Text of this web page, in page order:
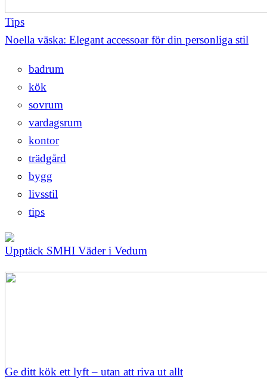
Tips
Noella väska: Elegant accessoar för din personliga stil
badrum
kök
sovrum
vardagsrum
kontor
trädgård
bygg
livsstil
tips
Upptäck SMHI Väder i Vedum
Ge ditt kök ett lyft – utan att riva ut allt